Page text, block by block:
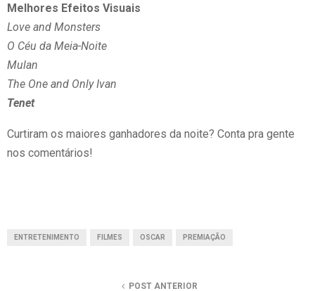
Melhores Efeitos Visuais
Love and Monsters
O Céu da Meia-Noite
Mulan
The One and Only Ivan
Tenet
Curtiram os maiores ganhadores da noite? Conta pra gente
nos comentários!
ENTRETENIMENTO FILMES OSCAR PREMIAÇÃO
POST ANTERIOR